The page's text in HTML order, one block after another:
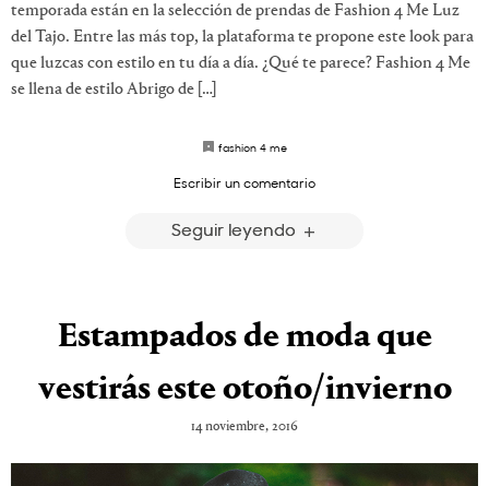
temporada están en la selección de prendas de Fashion 4 Me Luz
del Tajo. Entre las más top, la plataforma te propone este look para
que luzcas con estilo en tu día a día. ¿Qué te parece? Fashion 4 Me
se llena de estilo Abrigo de […]
fashion 4 me
Escribir un comentario
Seguir leyendo
Estampados de moda que
vestirás este otoño/invierno
14 noviembre, 2016